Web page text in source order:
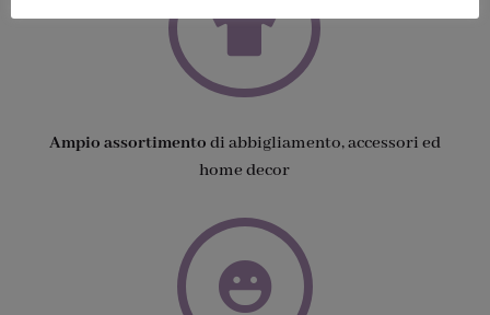

Ampio assortimento di abbigliamento, accessori ed
home decor
